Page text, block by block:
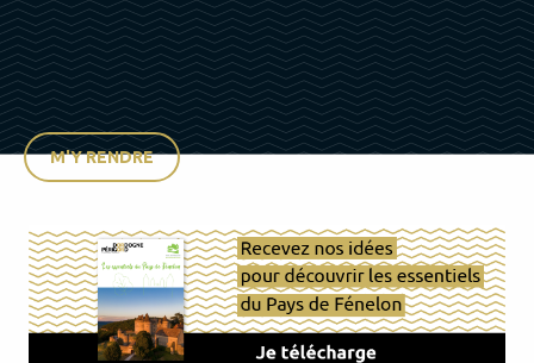
M'Y RENDRE